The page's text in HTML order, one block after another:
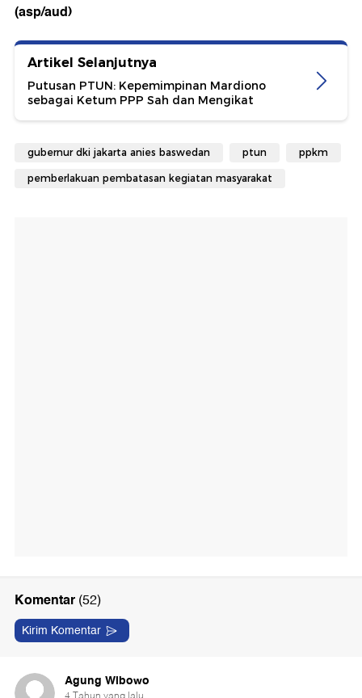
(asp/aud)
Artikel Selanjutnya
Putusan PTUN: Kepemimpinan Mardiono
sebagai Ketum PPP Sah dan Mengikat
gubernur dki jakarta anies baswedan ptun ppkm
pemberlakuan pembatasan kegiatan masyarakat